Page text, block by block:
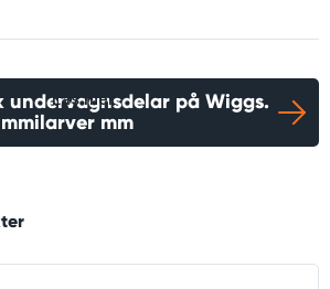
Läs mer
undervagnsdelar på Wiggs.
mm